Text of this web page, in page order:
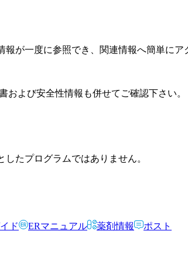
が一度に参照でき、関連情報へ簡単にア
よび安全性情報も併せてご確認下さい。
たプログラムではありません。
ド ERマニュアル 薬剤情報 ポスト